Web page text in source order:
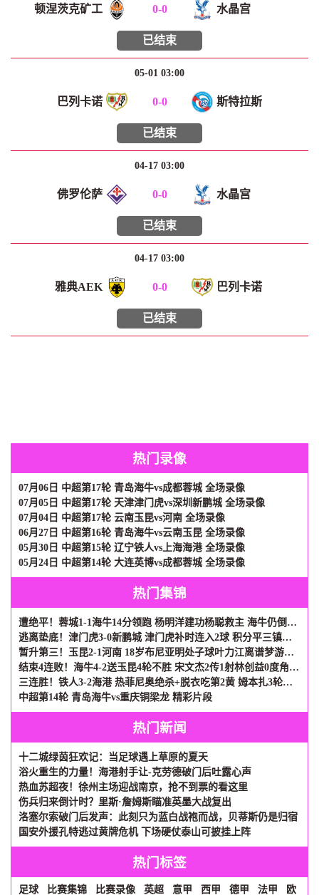
顿涅茨克矿工 0-0 水晶宫
已结束
05-01 03:00
巴列卡诺 0-0 斯特拉斯
已结束
04-17 03:00
佛罗伦萨 0-0 水晶宫
已结束
04-17 03:00
雅典AEK 0-0 巴列卡诺
已结束
热门录像
07月06日 中超第17轮 青岛海牛vs成都蓉城 全场录像
07月05日 中超第17轮 天津津门虎vs深圳新鹏城 全场录像
07月04日 中超第17轮 云南玉昆vs河南 全场录像
06月27日 中超第16轮 青岛海牛vs云南玉昆 全场录像
05月30日 中超第15轮 辽宁铁人vs上海海港 全场录像
05月24日 中超第14轮 大连英博vs成都蓉城 全场录像
热门集锦
遭绝平！蓉城1-1海牛14分领跑 杨明洋建功杨聪救主 海牛仍倒数第3
逃离垫底！津门虎3-0新鹏城 津门虎补时连入2球 积分平三镇升第15
暂升第三！玉昆2-1河南 18岁布尼亚明处子球叶力江离谱梦游送礼
结束4连败！海牛4-2送玉昆4轮不胜 宋文杰2传1射林创益0度角破门
三连胜！铁人3-2海港 热菲尼奥绝杀+脱衣吃第2黄 姆本扎3轮轰6球
中超第14轮 青岛海牛vs重庆铜梁龙 精彩片段
热门新闻
十二城绿茵狂欢记：当足球遇上草原的夏天
浴火重生的力量！海港射手让-克劳德破门后吐露心声
热血苏超夜！徐州主场迎战南京，抢不到票的看这里
伤兵归来倒计时？里斯·詹姆斯瞄准英墨大战复出
洛塞尔索破门后发声：此刻只为蓝白战袍而战，贝蒂斯仍是归宿
国安外援孔特逃过黄牌危机 下场硬仗泰山可披挂上阵
热门标签
足球 比赛集锦 比赛录像 英超 意甲 西甲 德甲 法甲 欧